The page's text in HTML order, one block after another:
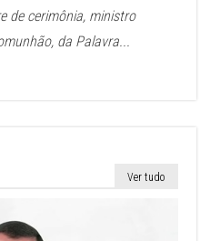
de cerimônia, ministro
da Palavra...
Ver tudo